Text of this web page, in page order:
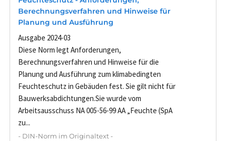
Berechnungsverfahren und Hinweise für
Planung und Ausführung
Ausgabe 2024-03
Diese Norm legt Anforderungen,
Berechnungsverfahren und Hinweise für die
Planung und Ausführung zum klimabedingten
Feuchteschutz in Gebäuden fest. Sie gilt nicht für
Bauwerksabdichtungen.Sie wurde vom
Arbeitsausschuss NA 005-56-99 AA „Feuchte (SpA
zu...
- DIN-Norm im Originaltext -